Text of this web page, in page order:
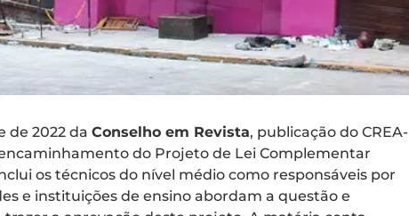
de 2022 da Conselho em Revista, publicação do CREA-
do Projeto de Lei Complementar
os técnicos do nível médio como responsáveis por
e instituições de ensino abordam a questão e